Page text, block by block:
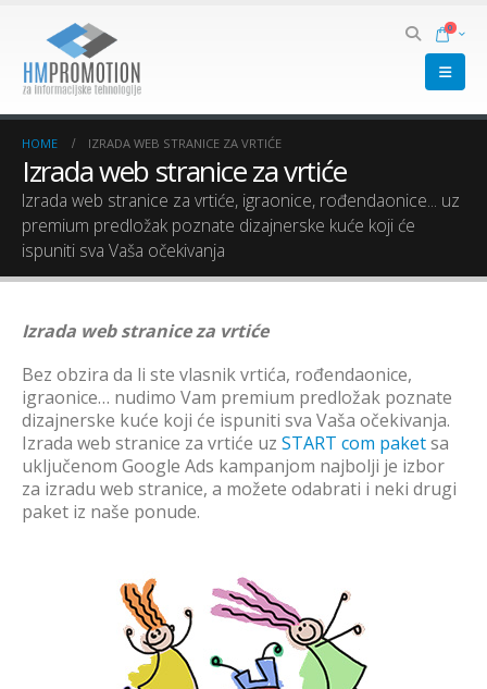
0
HOME IZRADA WEB STRANICE ZA VRTIĆE
Izrada web stranice za vrtiće
Izrada web stranice za vrtiće, igraonice, rođendaonice... uz
premium predložak poznate dizajnerske kuće koji će
ispuniti sva Vaša očekivanja
Izrada web stranice za vrtiće
Bez obzira da li ste vlasnik vrtića, rođendaonice,
igraonice… nudimo Vam premium predložak poznate
dizajnerske kuće koji će ispuniti sva Vaša očekivanja.
Izrada web stranice za vrtiće uz START com paketsa
uključenom Google Ads kampanjom najbolji je izbor
za izradu web stranice, a možete odabrati i neki drugi
paket iz naše ponude.